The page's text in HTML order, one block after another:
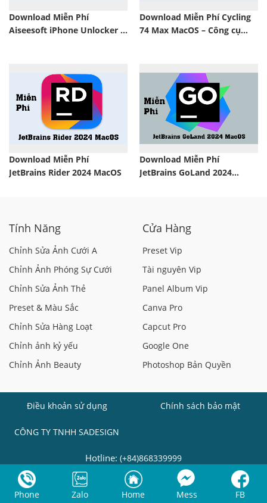
Download Miễn Phí
Aiseesoft iPhone Unlocker –
Download Miễn Phí Cycling
74 Max MacOS – Công cụ
Download Miễn Phí
JetBrains Rider 2024 MacOS
Download Miễn Phí
JetBrains GoLand 2024
Tính Năng
Chỉnh Sửa Ảnh Cưới A
Chỉnh Ảnh Phóng Sự Cưới
Chỉnh Sửa Ảnh Thẻ
Preset & Màu Sắc
Chỉnh Sửa Hàng Loạt
Chỉnh ảnh kỷ yếu
Chỉnh Ảnh Beauty
Cửa Hàng
Preset Vip
Tài nguyên Vip
Panel Album Vip
Canva Pro
Capcut Pro
Google One
Photoshop Bản Quyền
Điều khoản sử dụng Chính sách bảo mật
CÔNG TY TNHH SADESIGN
Hotline: (+84)868339999
Phone Zalo Home Mess FB